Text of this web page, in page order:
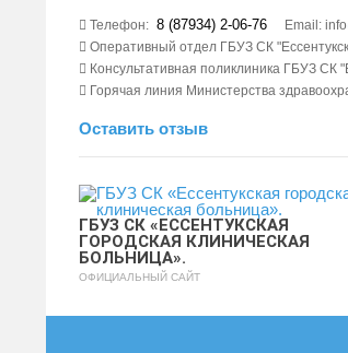
Телефон: 8 (87934) 2-06-76 Email: info
Оперативный отдел ГБУЗ СК
Консультативная поликлиника ГБУЗ СК
Горячая линия Министерства
Оставить отзыв
ГБУЗ СК «ЕССЕНТУКСКАЯ
ГОРОДСКАЯ КЛИНИЧЕСКАЯ
БОЛЬНИЦА».
ОФИЦИАЛЬНЫЙ САЙТ